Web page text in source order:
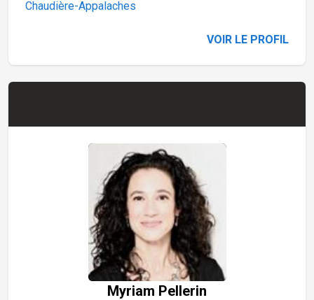
Chaudière-Appalaches
VOIR LE PROFIL
Myriam Pellerin